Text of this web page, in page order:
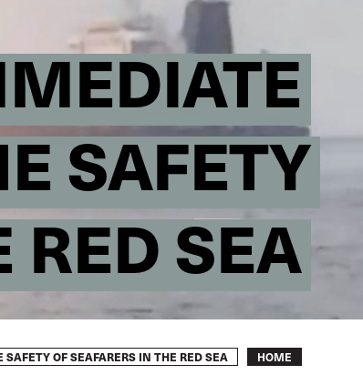
SAFETY
RED SEA
Breadcrumb
HOME
OF SEAFARERS IN THE RED SEA